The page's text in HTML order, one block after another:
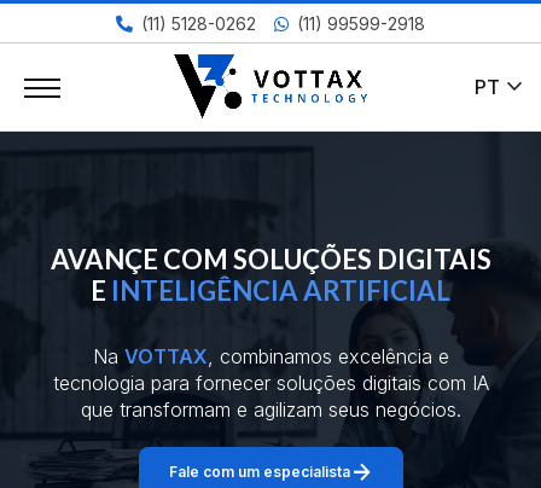
PT expand_more
(11) 5128-0262 (11) 99599-2918
AVANÇE COM SOLUÇÕES DIGITAIS
E INTELIGÊNCIA ARTIFICIAL
Na VOTTAX , combinamos excelência e
tecnologia para fornecer soluções digitais com IA
que transformam e agilizam seus negócios.
Fale com um especialistaarrow_forward